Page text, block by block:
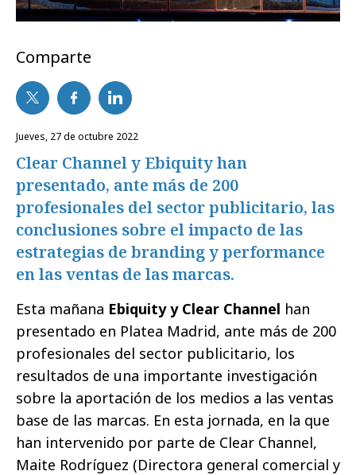
Comparte
jueves, 27 de octubre 2022
Clear Channel y Ebiquity han
presentado, ante más de 200
profesionales del sector publicitario, las
conclusiones sobre el impacto de las
estrategias de branding y performance
en las ventas de las marcas.
Esta mañana Ebiquity y Clear Channel han
presentado en Platea Madrid, ante más de 200
profesionales del sector publicitario, los
resultados de una importante investigación
sobre la aportación de los medios a las ventas
base de las marcas. En esta jornada, en la que
han intervenido por parte de Clear Channel,
Maite Rodríguez (Directora general comercial y